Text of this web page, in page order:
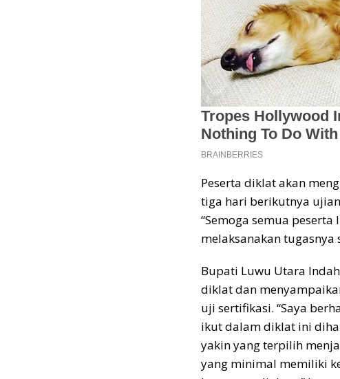
Peserta diklat akan
tiga hari berikutnya
“Semoga semua
melaksanakan tugasnya
Bupati Luwu Utara
diklat dan
uji sertifikasi. “Saya
ikut dalam diklat ini
yakin yang terpilih
yang minimal memiliki